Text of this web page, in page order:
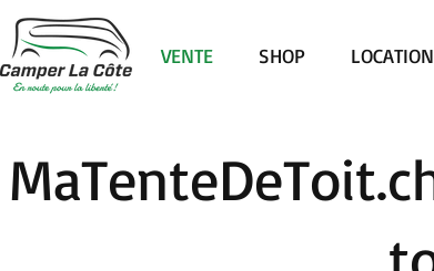
VENTE SHOP LOCATION